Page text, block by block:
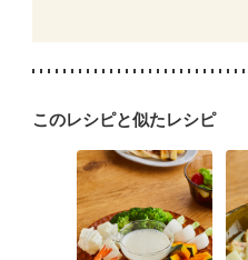
このレシピと似たレシピ